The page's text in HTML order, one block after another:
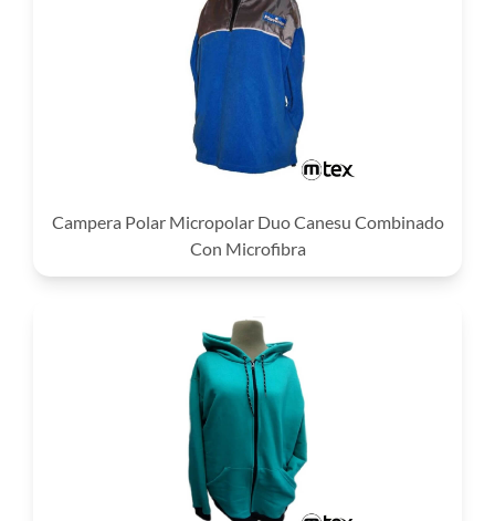
Campera Polar Micropolar Duo Canesu Combinado
Con Microfibra